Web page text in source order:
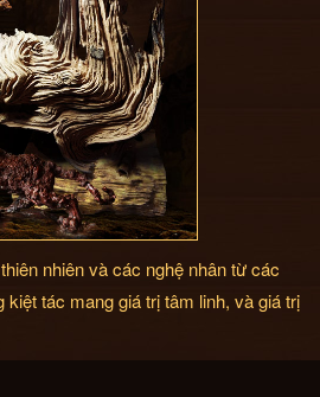
nhiên và các nghệ nhân từ các
kiệt tác mang giá trị tâm linh, và giá trị